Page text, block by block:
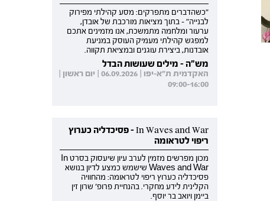
"כשהדברים מתפרקים: מסע קהילתי מפירוק
לבנייה" - בתוך מציאות מורכבת של אובדן,
ערעור ומלחמה מתמשכת, אנו מזמינים אתכם
למפגש קהילתי מעמיק העוסק במניעת
אובדנות, ביצירת עוגנים ובמציאת תקווה.
מש"ה - מילים שעושות הבדל
האקדמית ת"א-יפו | 06.09.2026 | יום ראשון |
09:00-16:00
In Waves and War - פסיכדליה כערוץ
ריפוי לטראומה
מכון מפרשים מזמין לערב עיון שיעסוק בסרט In
Waves and War שישמש כמצע לדיון בנושא
פסיכדליה כערוץ ריפוי לטראומה: מהחוויה
הקלינית לידע מחקרי. בהנחיית פרופ' שרון זין
ביימן ויואב בר יוסף.